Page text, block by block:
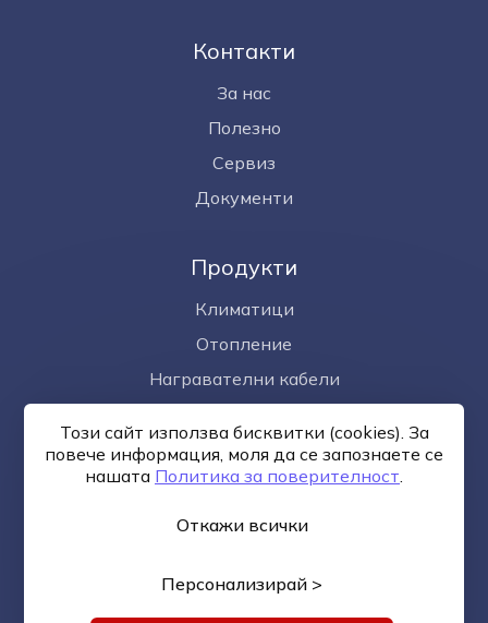
Контакти
За нас
Полезно
Сервиз
Документи
Продукти
Климатици
Отопление
Награвателни кабели
Фотоволтаици
© —2026
Карта на сайта
Този сайт използва бисквитки (cookies). За
повече информация, моля да се запознаете се
нашaтa Политика за поверителност.
Откажи всички
Персонализирай >